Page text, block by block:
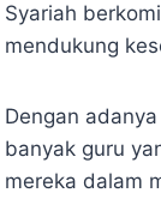
Syariah
mendukung
Dengan
banyak guru
mereka dalam